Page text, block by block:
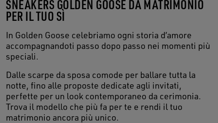
SNEAKERS GOLDEN GOOSE DA MATRIMONIO
PER IL TUO SÌ
In Golden Goose celebriamo ogni storia d’amore
accompagnandoti passo dopo passo nei momenti più
speciali.
Dalle scarpe da sposa comode per ballare tutta la
notte, fino alle proposte dedicate agli invitati,
perfette per un look contemporaneo da cerimonia.
Trova il modello che più fa per te e rendi il tuo
matrimonio ancora più unico.